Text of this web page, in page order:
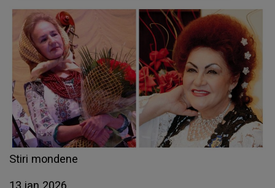
Stiri mondene
13 ian 2026